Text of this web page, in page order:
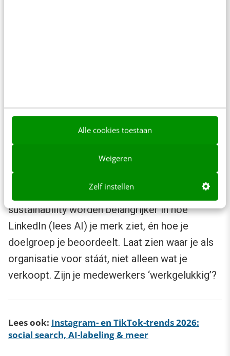
Alle cookies toestaan
Weigeren
Zelf instellen
is.
4. Betrouwbaarheid en transparantie
Thema’s als transparantie, accountability en
sustainability worden belangrijker in hoe
LinkedIn (lees AI) je merk ziet, én hoe je
doelgroep je beoordeelt. Laat zien waar je als
organisatie voor stáát, niet alleen wat je
verkoopt. Zijn je medewerkers ‘werkgelukkig’?
Lees ook: Instagram- en TikTok-trends 2026:
social search, AI-labeling & meer